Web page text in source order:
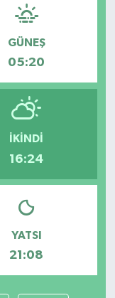
GÜNEŞ
05:20
İKINDI
16:24
YATSI
21:08